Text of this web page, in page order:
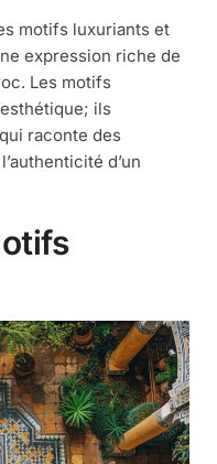
motifs luxuriants et
expression riche de
Les motifs
ils
raconte des
d’un